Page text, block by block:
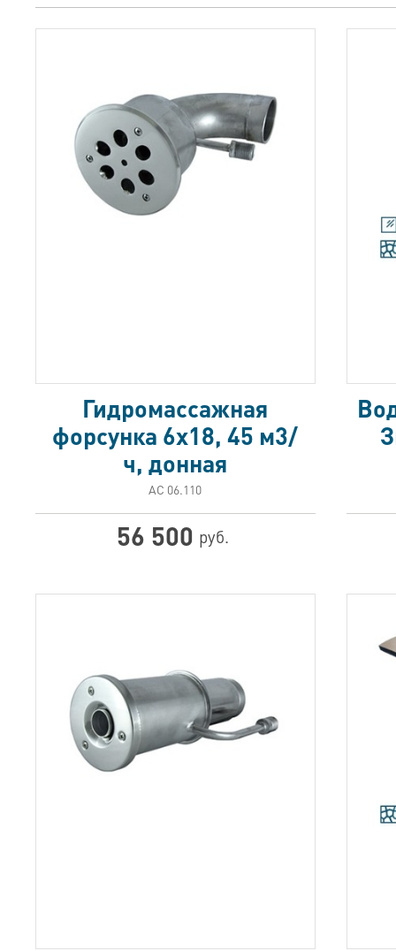
Гидромассажная
форсунка 6х18, 45 м3/
ч, донная
АС 06.110
56 500 руб.